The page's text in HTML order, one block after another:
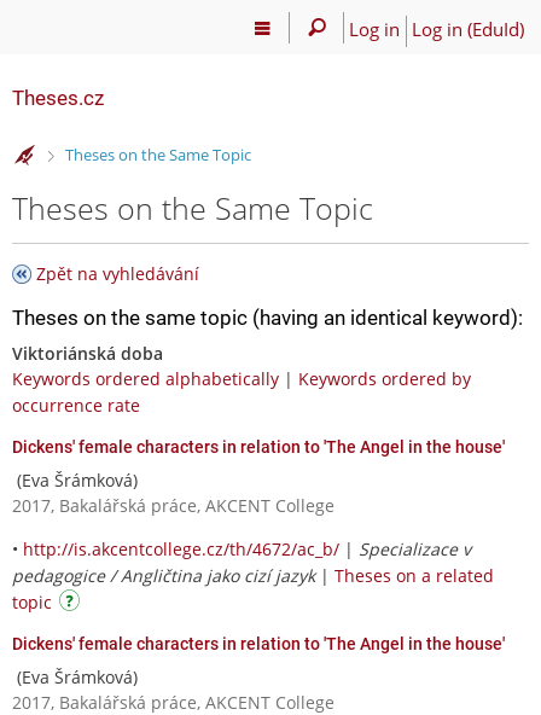
Log in Log in (EduId)
Theses.cz
>
Theses on the Same Topic
Theses on the Same Topic
Zpět na vyhledávání
Theses on the same topic (having an identical keyword):
Viktoriánská doba
Keywords ordered alphabetically | Keywords ordered by
occurrence rate
Dickens' female characters in relation to 'The Angel in the house'
(Eva Šrámková)
2017, Bakalářská práce, AKCENT College
• http://is.akcentcollege.cz/th/4672/ac_b/ | Specializace v
pedagogice / Angličtina jako cizí jazyk| Theses on a related
topic
Dickens' female characters in relation to 'The Angel in the house'
(Eva Šrámková)
2017, Bakalářská práce, AKCENT College